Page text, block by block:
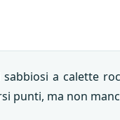
a calette
punti, ma non